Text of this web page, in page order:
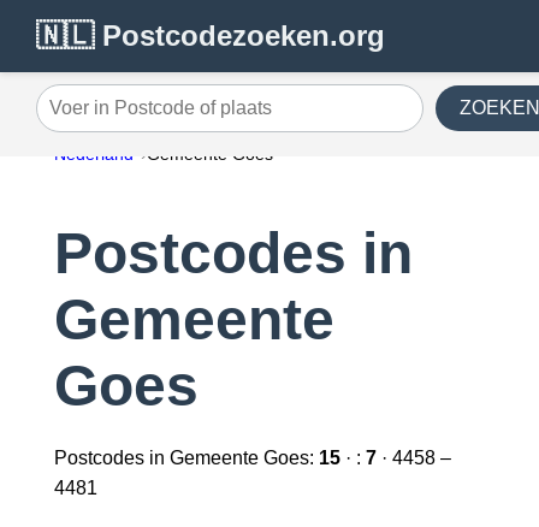
🇳🇱 Postcodezoeken.org
Voer in Postcode of plaats ZOEKEN
Nederland Gemeente Goes
Postcodes in
Gemeente
Goes
Postcodes in Gemeente Goes: 15· : 7· 4458 –
4481